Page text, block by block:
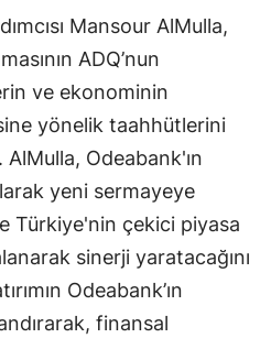
Mansour AlMulla,
ADQ’nun
ve ekonominin
yönelik taahhütlerini
Odeabank'ın
yeni sermayeye
Türkiye'nin çekici piyasa
sinerji yaratacağını
Odeabank’ın
finansal